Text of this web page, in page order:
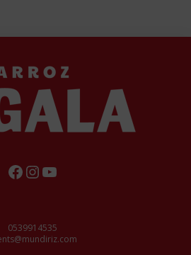
FACEBOOK
INSTAGRAM
YOUTUBE
0539914535